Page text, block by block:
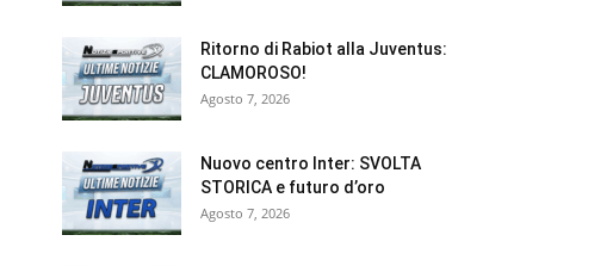
Ritorno di Rabiot alla Juventus:
CLAMOROSO!
Agosto 7, 2026
Nuovo centro Inter: SVOLTA
STORICA e futuro d’oro
Agosto 7, 2026